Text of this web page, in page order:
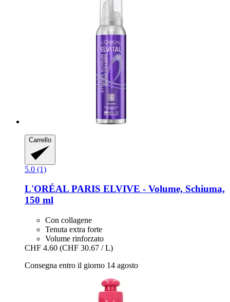
Carrello
5.0 (1)
L'ORÉAL PARIS ELVIVE -​ Volume, Schiuma,
150 ml
Con collagene
Tenuta extra forte
Volume rinforzato
CHF 4.60 (CHF 30.67 / L)
Consegna entro il giorno 14 agosto